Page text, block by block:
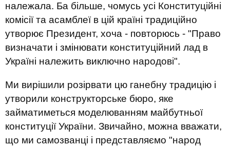
належала. Ба більше, чомусь усі Конституційні
комісії та асамблеї в цій країні традиційно
утворює Президент, хоча - повторюсь - "Право
визначати і змінювати конституційний лад в
Україні належить виключно народові".
Ми вирішили розірвати цю ганебну традицію і
утворили конструкторське бюро, яке
займатиметься моделюванням майбутньої
конституції України. Звичайно, можна вважати,
що ми самозванці і представляємо "народ